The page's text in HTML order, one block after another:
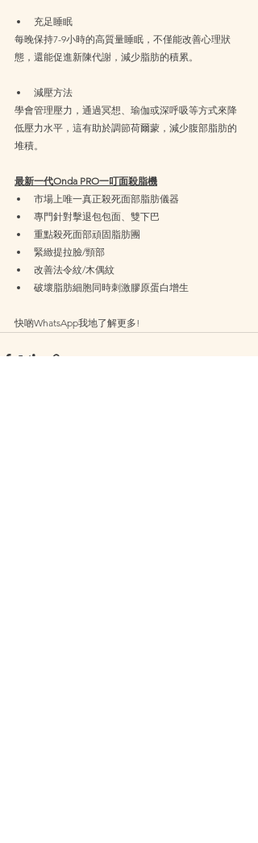
充足睡眠
每晚保持7-9小時的高質量睡眠，不僅能改善心理狀
態，還能促進新陳代謝，減少脂肪的積累。
減壓方法
學會管理壓力，通過冥想、瑜伽或深呼吸等方式來降
低壓力水平，這有助於調節荷爾蒙，減少腹部脂肪的
堆積。
最新一代Onda PRO一叮面殺脂機
市場上唯一真正殺死面部脂肪儀器
專門針對擊退包包面、雙下巴
重點殺死面部頑固脂肪團
緊緻提拉臉/頸部
改善法令紋/木偶紋
破壞脂肪細胞同時刺激膠原蛋白增生
快啲WhatsApp我地了解更多!